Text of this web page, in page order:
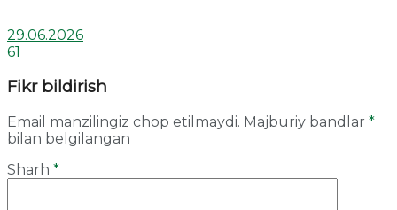
29.06.2026
61
Fikr bildirish
Email manzilingiz chop etilmaydi. Majburiy bandlar *
bilan belgilangan
Sharh *